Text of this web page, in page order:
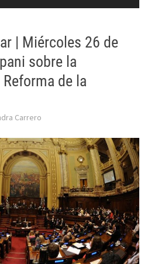
| Miércoles 26 de
sobre la
de la
Carrero